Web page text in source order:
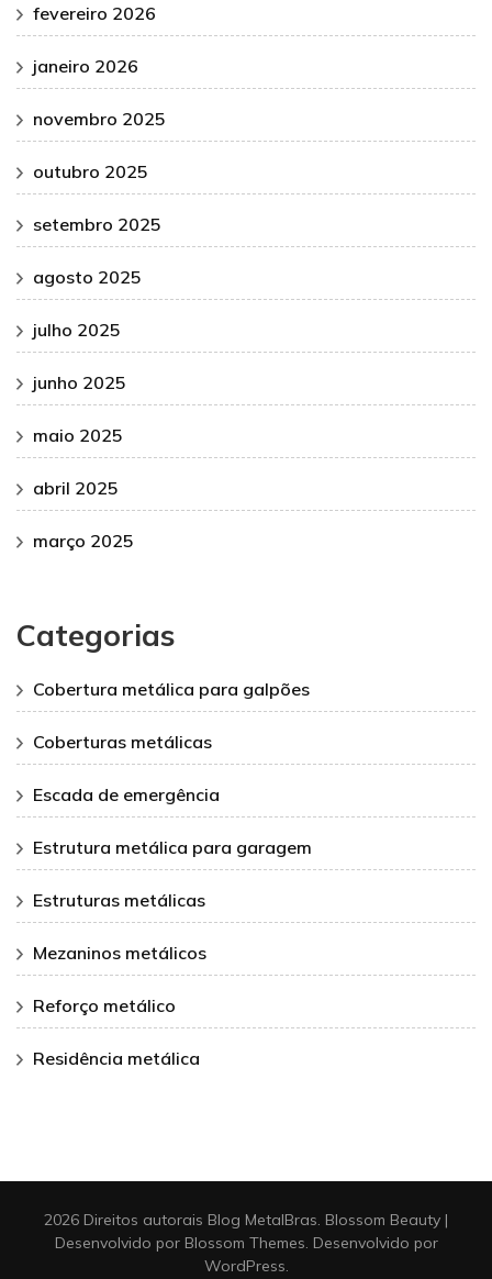
fevereiro 2026
janeiro 2026
novembro 2025
outubro 2025
setembro 2025
agosto 2025
julho 2025
junho 2025
maio 2025
abril 2025
março 2025
Categorias
Cobertura metálica para galpões
Coberturas metálicas
Escada de emergência
Estrutura metálica para garagem
Estruturas metálicas
Mezaninos metálicos
Reforço metálico
Residência metálica
2026 Direitos autorais Blog MetalBras. Blossom Beauty |
Desenvolvido por Blossom Themes. Desenvolvido por
WordPress.